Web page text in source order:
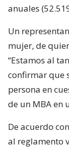
anuales
Un
mujer, de
“Estamos al
confirmar que
persona en
de un MBA en
De acuerdo
al reglamento